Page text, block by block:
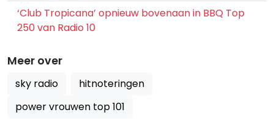
‘Club Tropicana’ opnieuw bovenaan in BBQ Top
250 van Radio 10
Meer over
sky radio
hitnoteringen
power vrouwen top 101